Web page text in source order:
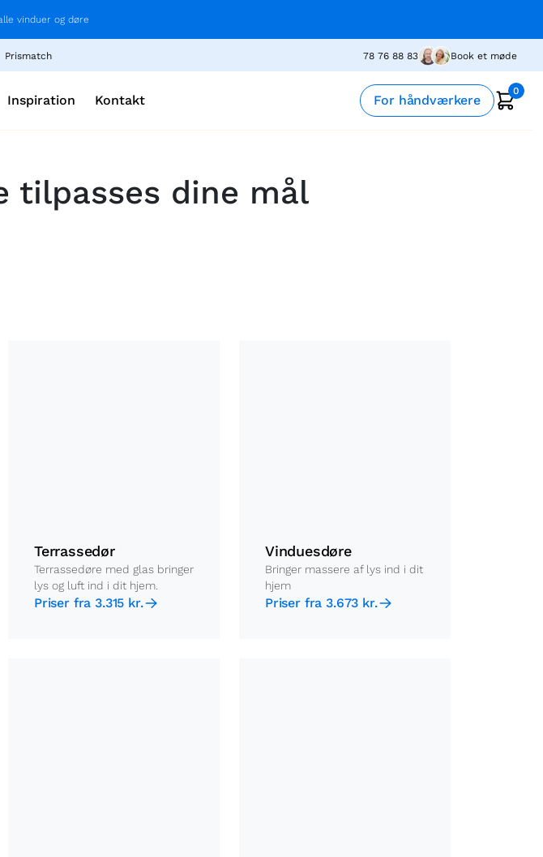
vinduer og døre
Prismatch 78 76 88 83 Book et møde
Inspiration Kontakt For håndværkere
0
tilpasses dine mål
Terrassedør
Terrassedøre med glas bringer
lys og luft ind i dit hjem.
Priser fra 3.315 kr.
Vinduesdøre
Bringer massere af lys ind i dit
hjem
Priser fra 3.673 kr.